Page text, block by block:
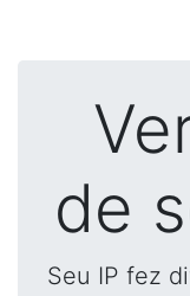
de
Seu IP fez